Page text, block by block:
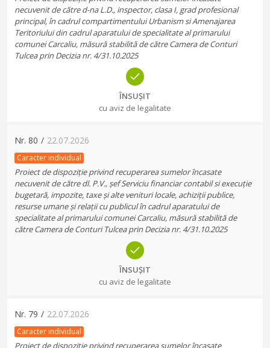
necuvenit de către d-na L.D., inspector, clasa I, grad profesional
principal, în cadrul compartimentului Urbanism si Amenajarea
Teritoriului din cadrul aparatului de specialitate al primarului
comunei Carcaliu, măsură stabilită de către Camera de Conturi
Tulcea prin Decizia nr. 4/31.10.2025
ÎNSUȘIT
cu aviz de legalitate
Nr. 80 / 22.07.2026
Caracter individual
Proiect de dispoziție privind recuperarea sumelor încasate
necuvenit de către dl. P.V., șef Serviciu financiar contabil si execuție
bugetară, impozite, taxe și alte venituri locale, achiziții publice,
resurse umane și relații cu publicul în cadrul aparatului de
specialitate al primarului comunei Carcaliu, măsură stabilită de
către Camera de Conturi Tulcea prin Decizia nr. 4/31.10.2025
ÎNSUȘIT
cu aviz de legalitate
Nr. 79 / 22.07.2026
Caracter individual
Proiect de dispoziție privind recuperarea sumelor încasate